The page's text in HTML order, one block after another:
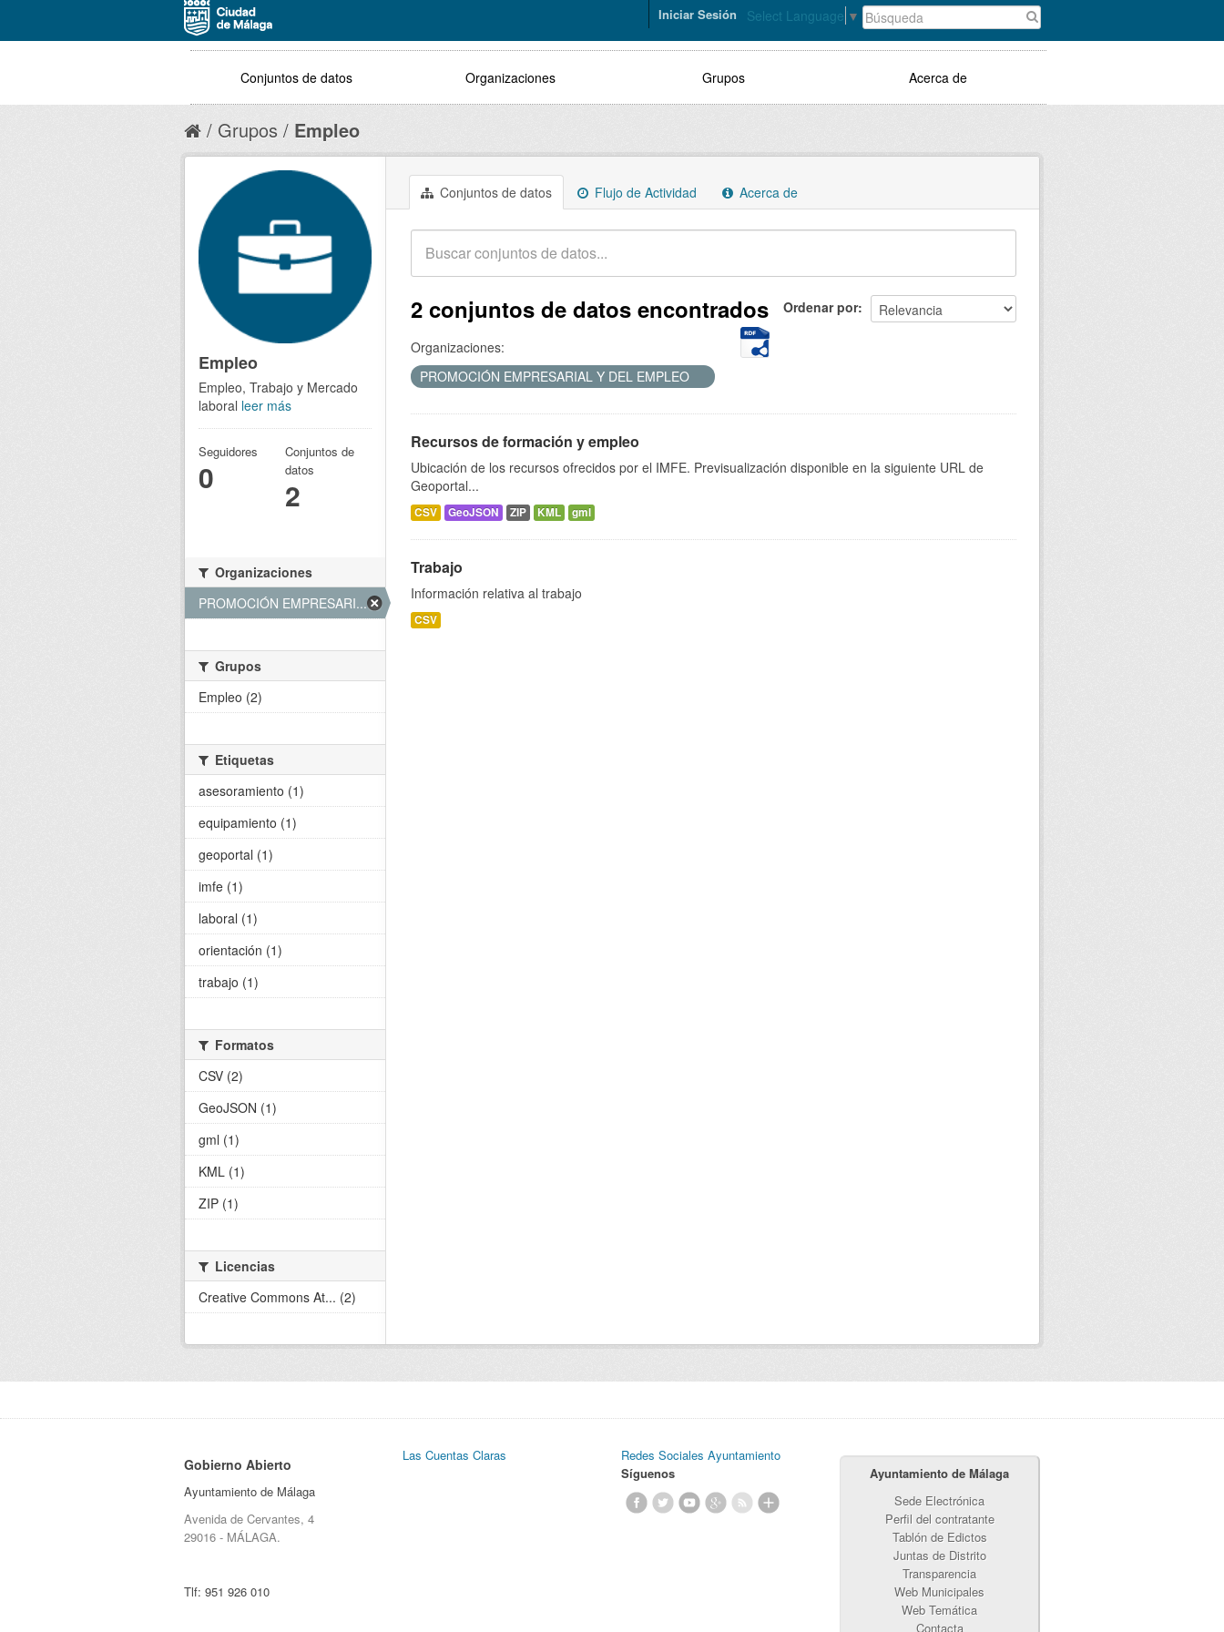
Select Language ▼
Iniciar Sesión
Conjuntos de datos Organizaciones Grupos Acerca de
Grupos Empleo
Conjuntos de datos Flujo de Actividad Acerca de
Ordenar por
2 conjuntos de datos encontrados
Organizaciones:
PROMOCIÓN EMPRESARIAL Y DEL EMPLEO
Recursos de formación y empleo
Ubicación de los recursos ofrecidos por el IMFE. Previsualización disponible en la siguiente URL de
Geoportal...
CSV GeoJSON ZIP KML gml
Trabajo
Información relativa al trabajo
CSV
Empleo
Empleo, Trabajo y Mercado
laboral leer más
Seguidores
0
Conjuntos de
datos
2
Organizaciones
PROMOCIÓN EMPRESARI... (2)
Grupos
Empleo (2)
Etiquetas
asesoramiento (1)
equipamiento (1)
geoportal (1)
imfe (1)
laboral (1)
orientación (1)
trabajo (1)
Formatos
CSV (2)
GeoJSON (1)
gml (1)
KML (1)
ZIP (1)
Licencias
Creative Commons At... (2)
Gobierno Abierto
Ayuntamiento de Málaga
Avenida de Cervantes, 4
29016 - MÁLAGA.
Tlf: 951 926 010
Las Cuentas Claras
Redes Sociales Ayuntamiento
Síguenos
Ayuntamiento de Málaga
Sede Electrónica
Perfil del contratante
Tablón de Edictos
Juntas de Distrito
Transparencia
Web Municipales
Web Temática
Contacta